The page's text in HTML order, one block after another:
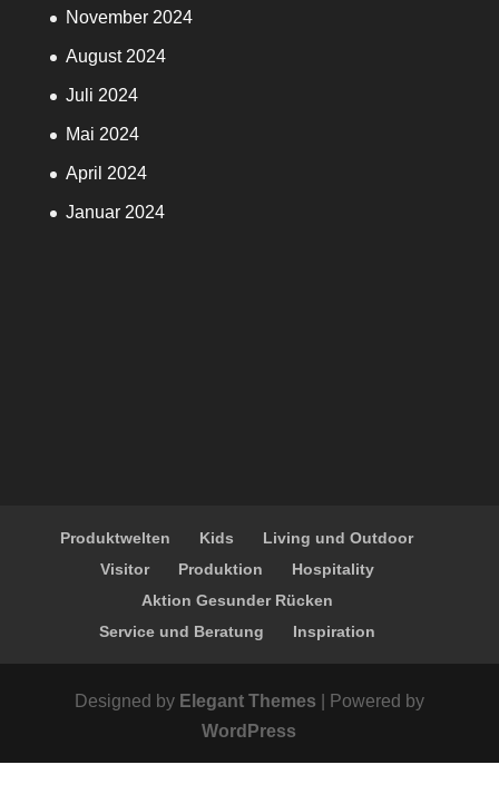
November 2024
August 2024
Juli 2024
Mai 2024
April 2024
Januar 2024
Produktwelten Kids
Living und Outdoor
Visitor
Produktion
Hospitality
Aktion Gesunder Rücken
Service und Beratung
Inspiration
Designed by Elegant Themes | Powered by
WordPress